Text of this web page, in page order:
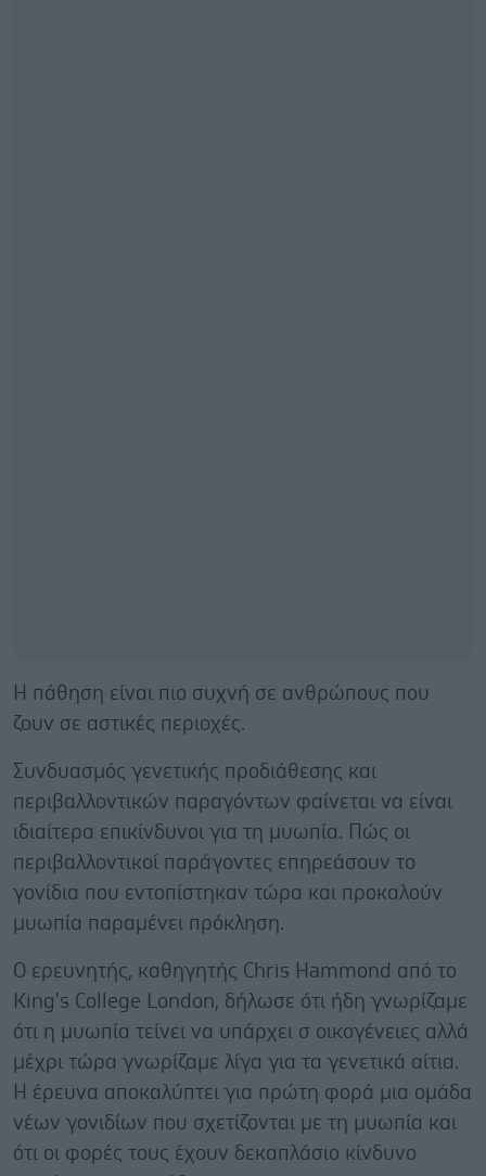
Η πάθηση είναι πιο συχνή σε ανθρώπους που
ζουν σε αστικές περιοχές.
Συνδυασμός γενετικής προδιάθεσης και
περιβαλλοντικών παραγόντων φαίνεται να είναι
ιδιαίτερα επικίνδυνοι για τη μυωπία. Πώς οι
περιβαλλοντικοί παράγοντες επηρεάσουν το
γονίδια που εντοπίστηκαν τώρα και προκαλούν
μυωπία παραμένει πρόκληση.
Ο ερευνητής, καθηγητής Chris Hammond από το
King's College London, δήλωσε ότι ήδη γνωρίζαμε
ότι η μυωπία τείνει να υπάρχει σ οικογένειες αλλά
μέχρι τώρα γνωρίζαμε λίγα για τα γενετικά αίτια.
Η έρευνα αποκαλύπτει για πρώτη φορά μια ομάδα
νέων γονιδίων που σχετίζονται με τη μυωπία και
ότι οι φορές τους έχουν δεκαπλάσιο κίνδυνο